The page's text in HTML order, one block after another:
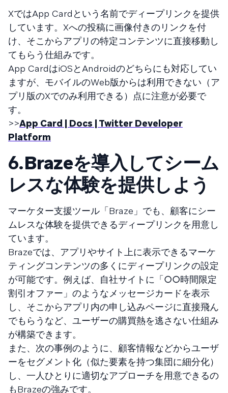
XではApp Cardという名前でディープリンクを提供
しています。Xへの投稿に画像付きのリンクを付
け、そこからアプリの特定コンテンツに直接移動し
てもらう仕組みです。
App CardはiOSとAndroidのどちらにも対応してい
ますが、モバイルのWeb版からは利用できない（ア
プリ版のXでのみ利用できる）点に注意が必要で
す。
>>App Card | Docs | Twitter Developer
Platform
6.Brazeを導入してシーム
レスな体験を提供しよう
マーケター支援ツール「Braze」でも、顧客にシー
ムレスな体験を提供できるディープリンクを用意し
ています。
Brazeでは、アプリやサイト上に表示できるマーケ
ティングコンテンツの多くにディープリンクの設定
が可能です。例えば、自社サイトに「○○時間限定
割引オファー」のようなメッセージカードを表示
し、そこからアプリ内の申し込みページに直接飛ん
でもらうなど、ユーザーの購買熱を逃さない仕組み
が構築できます。
また、次の事例のように、顧客情報などからユーザ
ーをセグメント化（似た要素を持つ集団に細分化）
し、一人ひとりに適切なアプローチを用意できるの
もBrazeの強みです。